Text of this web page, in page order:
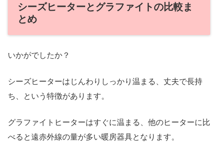
シーズヒーターとグラファイトの比較ま
とめ
いかがでしたか？
シーズヒーターはじんわりしっかり温まる、丈夫で長持
ち、という特徴があります。
グラファイトヒーターはすぐに温まる、他のヒーターに比
べると遠赤外線の量が多い暖房器具となります。